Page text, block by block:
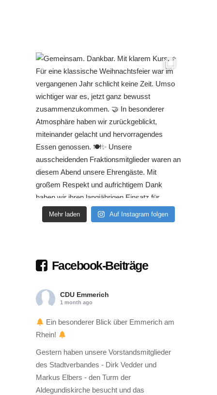
Mehr laden Auf Instagram folgen
Facebook-Beiträge
CDU Emmerich
1 month ago
Ein besonderer Blick über Emmerich am
Rhein!
Gestern haben unsere Vorstandsmitglieder
des Stadtverbandes - Dirk Vedder und
Markus Elbers - den Turm der
Aldegundiskirche besucht und das